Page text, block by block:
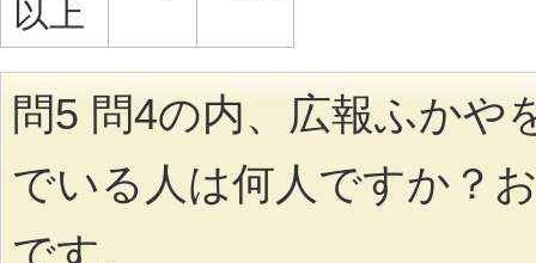
以上
問5 問4の内、広報ふかや
でいる人は何人ですか？
です。